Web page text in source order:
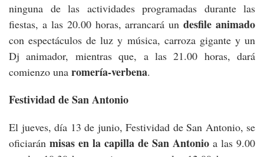
ninguna de las actividades programadas durante las
fiestas, a las 20.00 horas, arrancará undesfile animado
con espectáculos de luz y música, carroza gigante y un
Dj animador, mientras que, a las 21.00 horas, dará
comienzo una romería-verbena.
Festividad de San Antonio
El jueves, día 13 de junio, Festividad de San Antonio, se
oficiarán misas en la capilla de San Antonio a las 9.00